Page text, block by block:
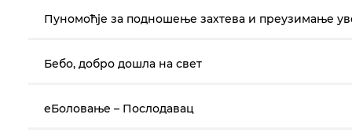
Пуномоћје за подношење захтева и преузимање
Бебо, добро дошла на свет
еБоловање – Послодавац